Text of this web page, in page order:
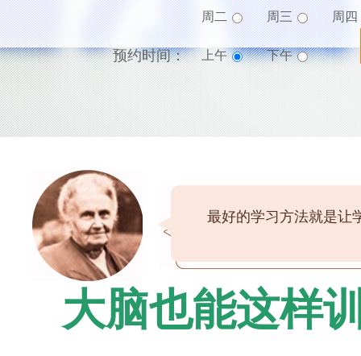
周二
周三 周四
预约时间： 上午 下午
最好的学习方法就是让
大脑也能这样